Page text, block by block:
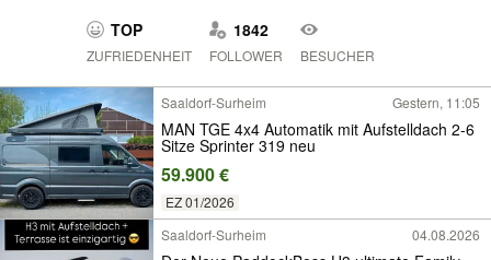
Nachrichten
TOP
ZUFRIEDENHEIT
1842
FOLLOWER BESUCHER
Saaldorf-Surheim Gestern, 11:05
MAN TGE 4x4 Automatik mit Aufstelldach 2-6
Sitze Sprinter 319 neu
59.900 €
EZ 01/2026
Saaldorf-Surheim
04.08.2026